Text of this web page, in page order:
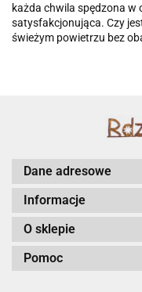
każda chwila spędzona w
satysfakcjonująca. Czy
świeżym powietrzu bez
Dane adresowe
Informacje
O sklepie
Pomoc